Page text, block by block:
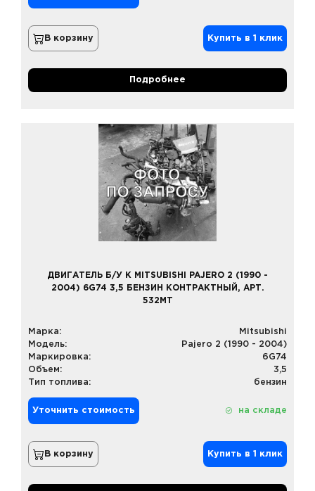
В корзину Купить в 1 клик
Подробнее
ДВИГАТЕЛЬ Б/У К MITSUBISHI PAJERO 2 (1990 -
2004) 6G74 3,5 БЕНЗИН КОНТРАКТНЫЙ, АРТ.
532MT
Марка:
Mitsubishi
Модель:
Pajero 2 (1990 - 2004)
Маркировка:
6G74
Объем:
3,5
Тип топлива:
бензин
Уточнить стоимость на складе
В корзину Купить в 1 клик